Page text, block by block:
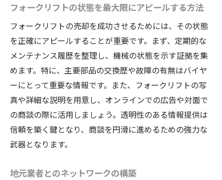
フォークリフトの状態を最大限にアピールする方法
フォークリフトの売却を成功させるためには、その状態
を正確にアピールすることが重要です。まず、定期的な
メンテナンス履歴を整理し、機械の状態を示す証拠を集
めます。特に、主要部品の交換歴や故障の有無はバイヤ
ーにとって重要な情報です。また、フォークリフトの写
真や詳細な説明を用意し、オンラインでの広告や対面で
の商談の際に活用しましょう。透明性のある情報提供は
信頼を築く鍵となり、商談を円滑に進めるための強力な
武器となります。
地元業者とのネットワークの構築